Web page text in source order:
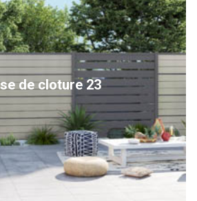
de cloture 23